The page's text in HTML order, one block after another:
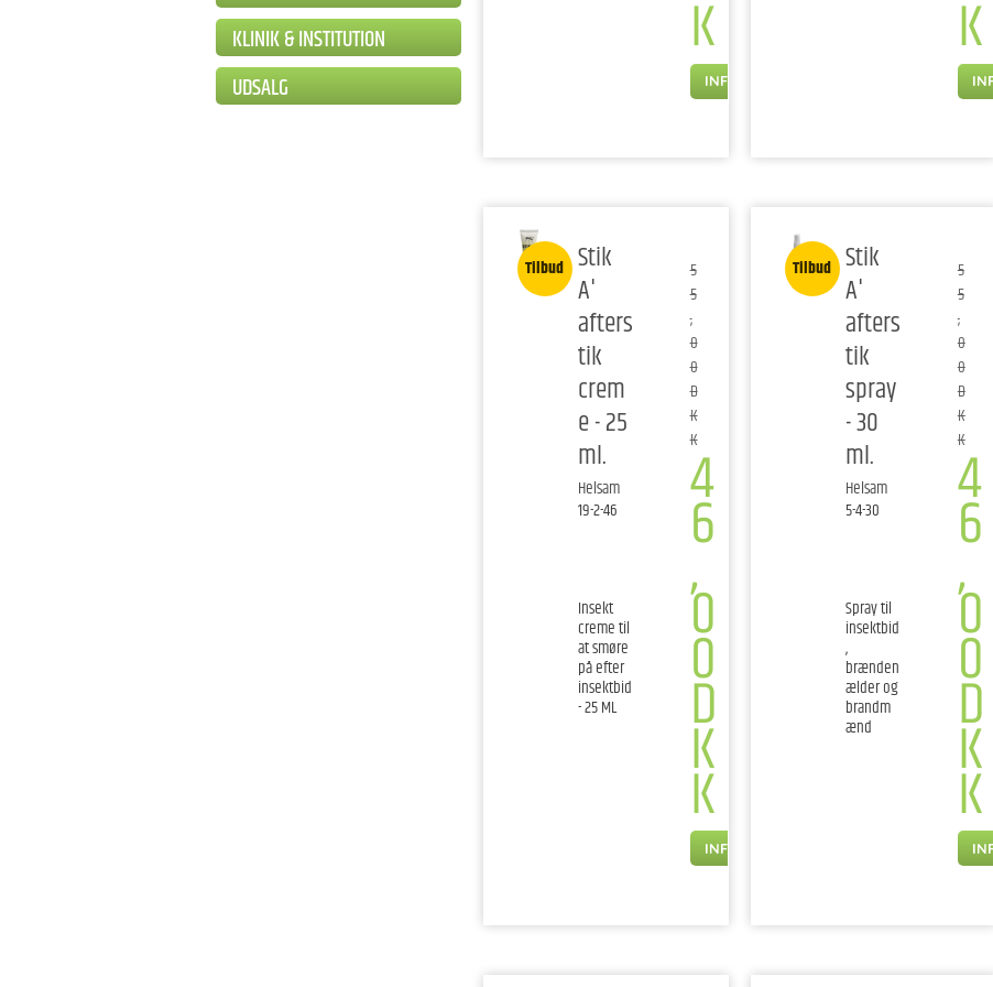
KLINIK & INSTITUTION
UDSALG
K
INFO
K
Tilbud Stik
A'
afters
tik
crem
e - 25
ml.
Helsam
19-2-46
Insekt
creme til
at smøre
på efter
insektbid
- 25 ML
5
5
,
0
0
D
K
K
4
6
,
0
0
D
K
K
INFO
Tilbud Stik
A'
afters
tik
spray
- 30
ml.
Helsam
5-4-30
Spray til
insektbid
,
brænden
ælder og
brandm
ænd
5
5
,
0
0
D
K
K
4
6
,
0
0
D
K
K